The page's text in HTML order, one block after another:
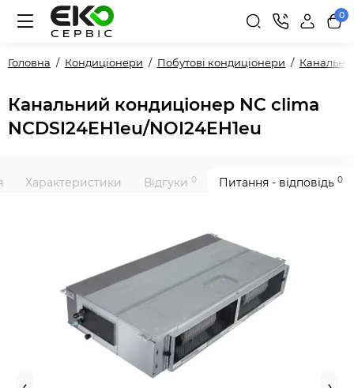
0
Головна Кондиціонери Побутові кондиціонери Канальні
Канальний кондиціонер NC clima
NCDSI24EH1eu/NOI24EH1eu
Характеристики Відгуки 0 Питання - відповідь 0